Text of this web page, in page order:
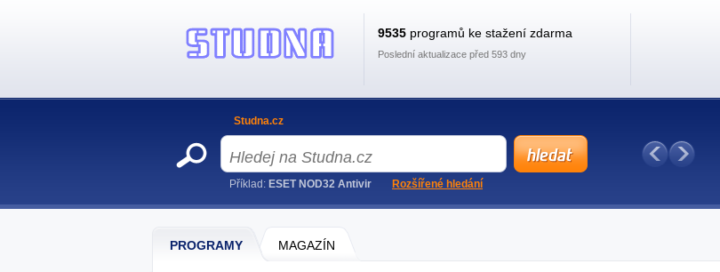
PROGRAMY MAGAZÍN
9535 programů ke stažení zdarma
Poslední aktualizace před 593 dny
Studna.cz
Příklad: ESET NOD32 Antivir Rozšířené hledání